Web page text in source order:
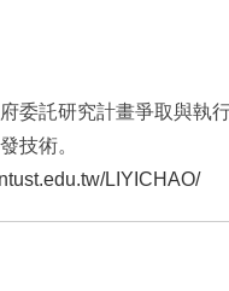
委託研究計畫爭取與執
技術。
LIYICHAO/